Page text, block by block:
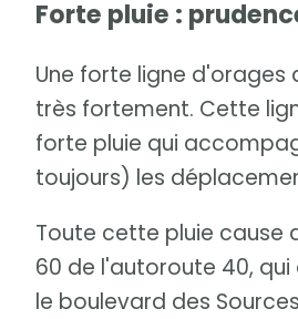
Forte pluie :
Une forte ligne
très fortement. Cette
forte pluie qui
toujours) les
Toute cette pluie cause
60 de l'autoroute 40,
le boulevard des